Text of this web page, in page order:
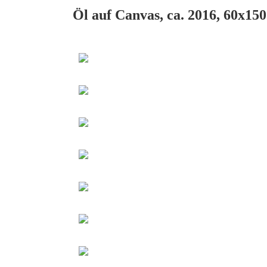
Öl auf Canvas, ca. 2016,